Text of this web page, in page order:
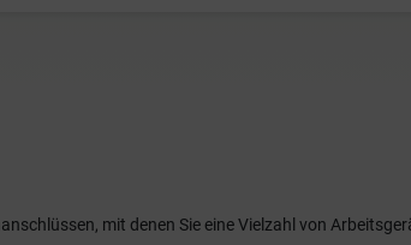
mit denen Sie eine Vielzahl von